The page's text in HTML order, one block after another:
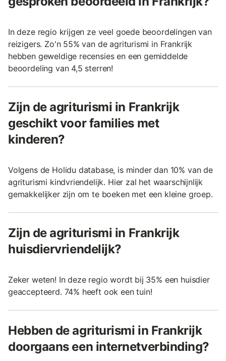
In deze regio krijgen ze veel goede beoordelingen van
reizigers. Zo'n 55% van de agriturismi in Frankrijk
hebben geweldige recensies en een gemiddelde
beoordeling van 4,5 sterren!
Zijn de agriturismi in Frankrijk
geschikt voor families met
kinderen?
Volgens de Holidu database, is minder dan 10% van de
agriturismi kindvriendelijk. Hier zal het waarschijnlijk
gemakkelijker zijn om te boeken met een kleine groep.
Zijn de agriturismi in Frankrijk
huisdiervriendelijk?
Zeker weten! In deze regio wordt bij 35% een huisdier
geaccepteerd. 74% heeft ook een tuin!
Hebben de agriturismi in Frankrijk
doorgaans een internetverbinding?